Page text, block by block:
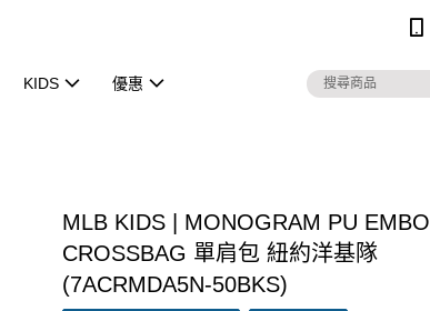
KIDS 優惠
MLB KIDS | MONOGRAM PU EMBO
CROSSBAG 單肩包 紐約洋基隊
(7ACRMDA5N-50BKS)